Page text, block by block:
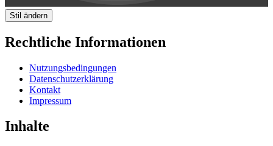
Stil ändern
Rechtliche Informationen
Nutzungsbedingungen
Datenschutzerklärung
Kontakt
Impressum
Inhalte